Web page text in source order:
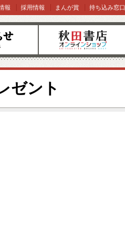
オンラインショップ
報 採用情報 まんが賞 持ち込み窓口
ゼント